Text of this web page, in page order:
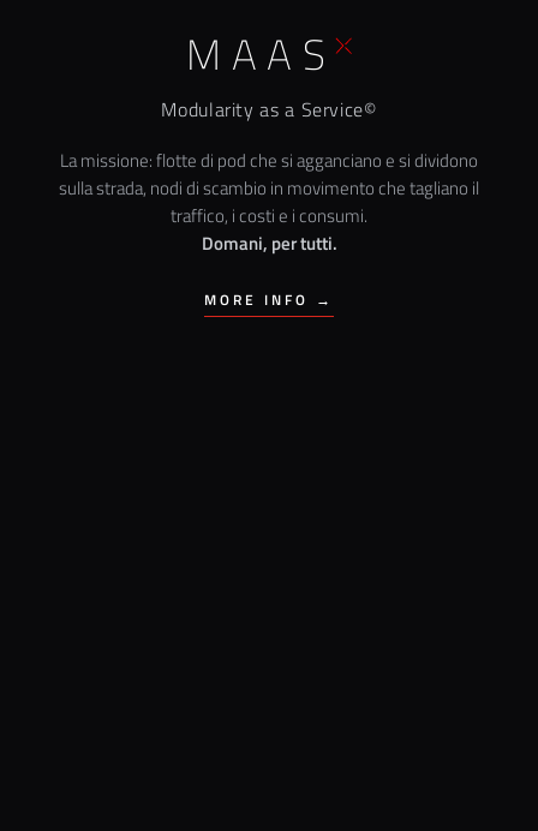
MAAS
Modularity as a Service©
La missione: flotte di pod che si agganciano e si dividono
sulla strada, nodi di scambio in movimento che tagliano il
traffico, i costi e i consumi.
Domani, per tutti.
MORE INFO →